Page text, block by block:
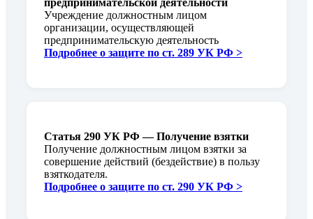
Учреждение должностным лицом
организации, осуществляющей
предпринимательскую деятельность
Подробнее о защите по ст. 289 УК РФ >
Статья 290 УК РФ — Получение взятки
Получение должностным лицом взятки за
совершение действий (бездействие) в пользу
взяткодателя.
Подробнее о защите по ст. 290 УК РФ >